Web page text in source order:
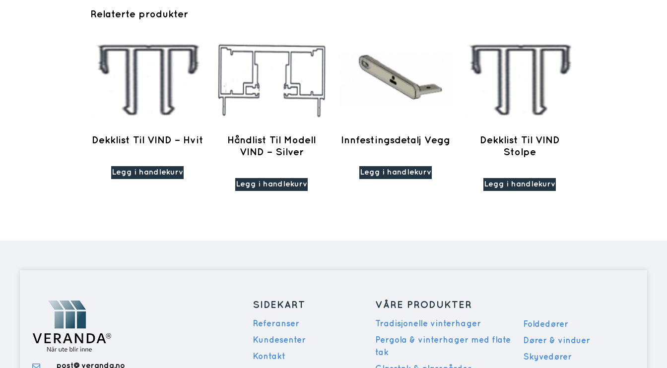
Relaterte produkter
Dekklist Til VIND – Hvit
Legg i handlekurv
Håndlist Til Modell
VIND – Silver
Legg i handlekurv
Innfestingsdetalj Vegg
Legg i handlekurv
Dekklist Til VIND
Stolpe
Legg i handlekurv
post@veranda.no
SIDEKART
Referanser
Kundesenter
Kontakt
VÅRE PRODUKTER
Tradisjonelle vinterhager
Pergola & vinterhager med flate
tak
Foldedører
Dører & vinduer
Skyvedører